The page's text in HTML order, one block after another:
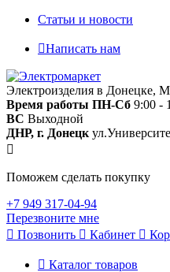
Статьи и новости
Написать нам
Электроизделия в Донецке,
Время работы ПН-Сб 9:00 -
ВС Выходной
ДНР, г. Донецк
Поможем сделать покупку
+7 949 317-04-94
Перезвоните мне
Позвонить
Кабинет
Каталог товаров